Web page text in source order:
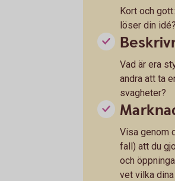
Kort och
löser din idé?
Vad är era
andra att ta
svagheter?
Visa genom
fall) att du
och
vet vilka dina